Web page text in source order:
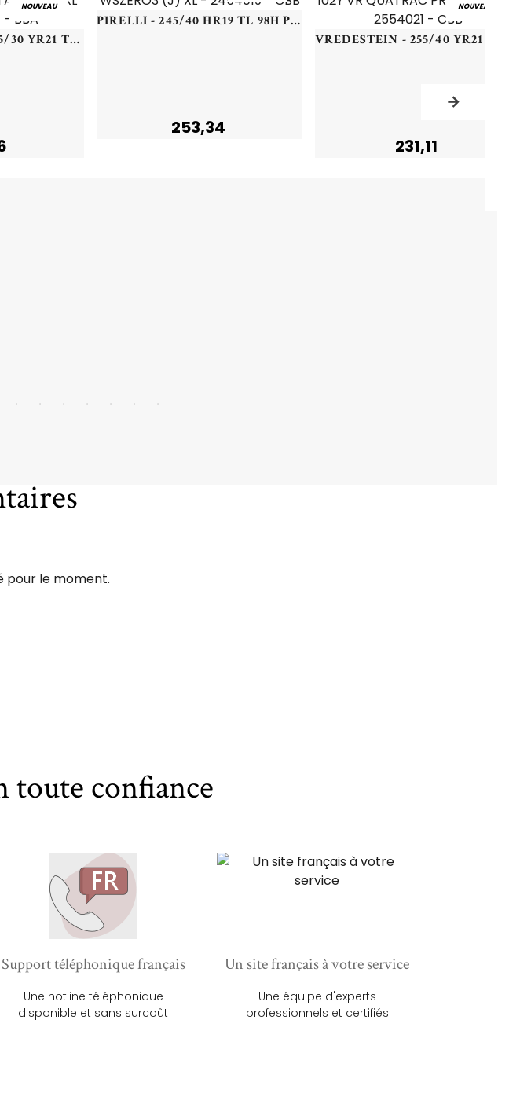
NOUVEAU
CONTINENTAL - 285/30 YR21 TL 103Y CO ECO CONTACT 6 Q* XL HL - 2853021 - BBA
PIRELLI - 245/40 HR19 TL 98H PI WSZERO3 (J) XL - 2454019 - CBB
253,34
NOUVEAU
231,11
pour le moment.
toute confiance
Support téléphonique français
Une hotline téléphonique
disponible et sans surcoût
Un site français à votre service
Une équipe d'experts
professionnels et certifiés